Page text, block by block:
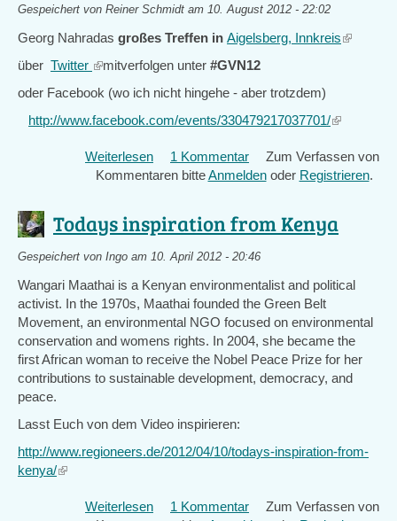
den
Landwirten
einen
Wandel
der
Landwirtschaft-
PDK
-
17.
-
Juni
2013
Gespeichert von Reiner Schmidt am 10. August 2012 - 22:02
Georg Nahradas großes Treffen in Aigelsberg, Innkreis(link
über Twitter (link
external)
mitverfolgen unter #GVN12
oder Facebook (wo ich nicht hingehe - aber trotzdem)
http://www.facebook.com/events/330479217037701/(link
external)
Weiterlesen über
Global
Preparatory
Meeting
1 Kommentar
Zum Verfassen von
Kommentaren bitteAnmeldenoder Registrieren.
Todays inspiration from Kenya
Gespeichert von Ingo am 10. April 2012 - 20:46
Wangari Maathai is a Kenyan environmentalist and political
activist. In the 1970s, Maathai founded the Green Belt
Movement, an environmental NGO focused on environmental
conservation and womens rights. In 2004, she became the
first African woman to receive the Nobel Peace Prize for her
contributions to sustainable development, democracy, and
peace.
Lasst Euch von dem Video inspirieren:
http://www.regioneers.de/2012/04/10/todays-inspiration-from-
kenya/(link
external)Weiterlesen über1 Kommentar
Zum Verfassen von